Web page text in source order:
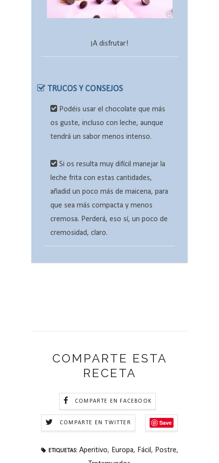
¡A disfrutar!
TRUCOS Y CONSEJOS
Podéis usar el chocolate que más
os guste, incluso con leche, aunque
tendrá un sabor menos intenso.
Si os resulta muy difícil manejar la
leche frita con estas cantidades,
añadid un poco más de maicena, para
que sea más compacta y menos
cremosa. Perderá, eso sí, un poco de
cremosidad, claro.
COMPARTE ESTA
RECETA
COMPARTE EN FACEBOOK
COMPARTE EN TWITTER Save
ETIQUETAS: Aperitivo, Europa, Fácil , Postre,